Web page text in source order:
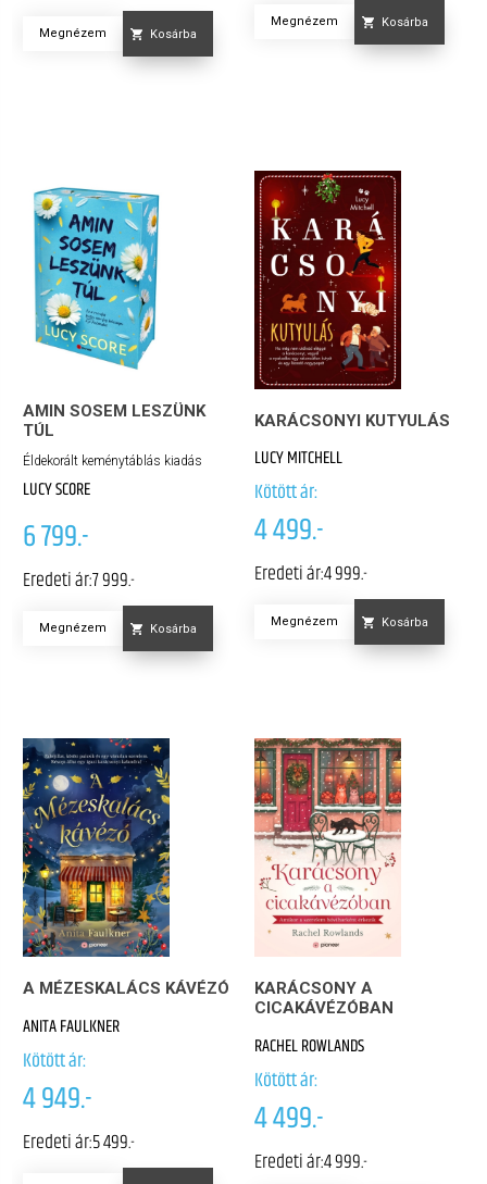
Megnézem Kosárba
Megnézem Kosárba
AMIN SOSEM LESZÜNK
TÚL
Éldekorált keménytáblás kiadás
LUCY SCORE
6 799.-
Eredeti ár:7 999.-
Megnézem Kosárba
KARÁCSONYI KUTYULÁS
LUCY MITCHELL
Kötött ár:
4 499.-
Eredeti ár:4 999.-
Megnézem Kosárba
A MÉZESKALÁCS KÁVÉZÓ
ANITA FAULKNER
Kötött ár:
4 949.-
Eredeti ár:5 499.-
KARÁCSONY A
CICAKÁVÉZÓBAN
RACHEL ROWLANDS
Kötött ár:
4 499.-
Eredeti ár:4 999.-